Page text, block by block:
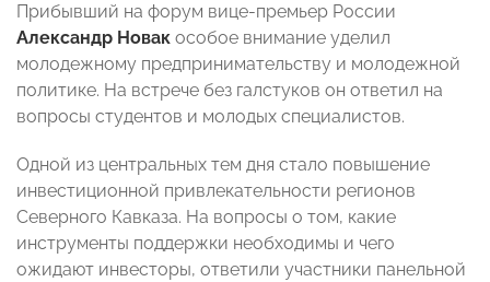
Прибывший на форум вице-премьер России
Александр Новак особое внимание уделил
молодежному предпринимательству и молодежной
политике. На встрече без галстуков он ответил на
вопросы студентов и молодых специалистов.
Одной из центральных тем дня стало повышение
инвестиционной привлекательности регионов
Северного Кавказа. На вопросы о том, какие
инструменты поддержки необходимы и чего
ожидают инвесторы, ответили участники панельной